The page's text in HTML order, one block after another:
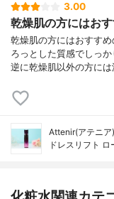
3.00
乾燥肌の方にはお
乾燥肌の方にはおすす
ろっとした質感でしっ
逆に乾燥肌以外の方に
Attenir(アテニア)
ドレスリフト ロ